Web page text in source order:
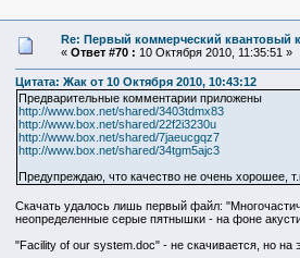
Re: Первый коммерческий квантовый
« Ответ #70 : 10 Октября 2010, 11:35:51 »
Цитата: Жак от 10 Октября 2010, 10:43:12
Предварительные комментарии приложены
http://www.box.net/shared/3403tdmx83
http://www.box.net/shared/22f2i3230u
http://www.box.net/shared/7jaeucgqz7
http://www.box.net/shared/34tgm5ajc3
Предупреждаю, что качество не очень хорошее,
Скачать удалось лишь первый файл:
неопределенные серые пятнышки - на фоне
"Facility of our system.doc" - не скачивается, но на